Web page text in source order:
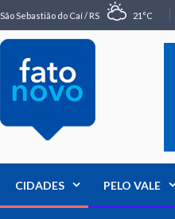
São Sebastião do Caí / RS 21°C
CIDADES PELO VALE